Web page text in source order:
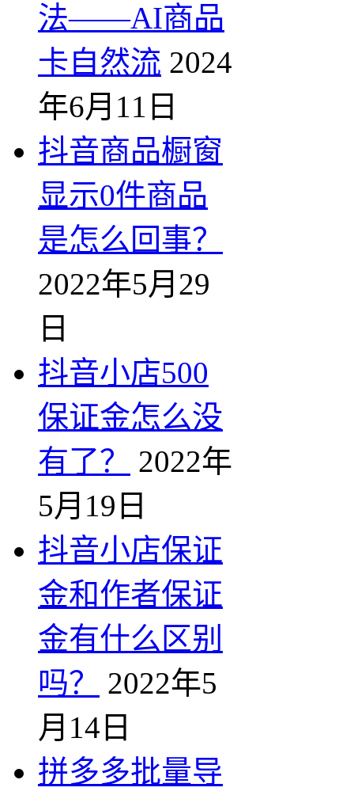
法——AI商品
卡自然流 2024
年6月11日
抖音商品橱窗
显示0件商品
是怎么回事？
2022年5月29
日
抖音小店500
保证金怎么没
有了？
2022年
5月19日
抖音小店保证
金和作者保证
金有什么区别
吗？
2022年5
月14日
拼多多批量导